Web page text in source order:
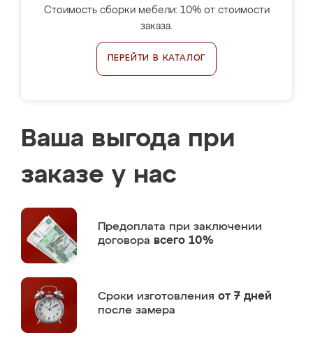
Стоимость сборки мебели: 10% от стоимости
заказа.
ПЕРЕЙТИ В КАТАЛОГ
Ваша выгода при
заказе у нас
Предоплата при заключении
договора всего 10%
Сроки изготовления от 7 дней
после замера